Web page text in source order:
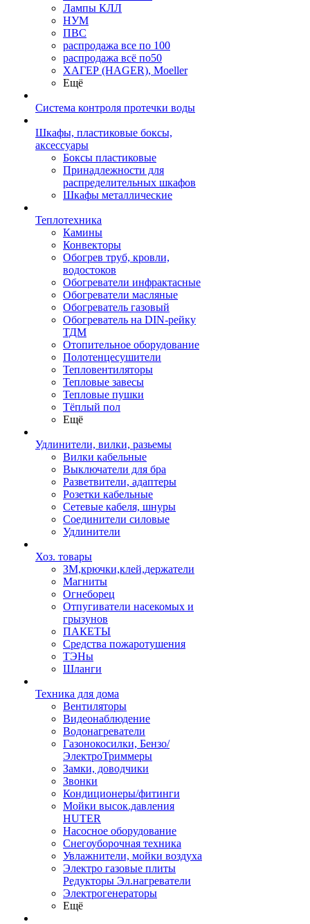
Лампы КЛЛ
НУМ
ПВС
распродажа все по 100
распродажа всё по50
ХАГЕР (HAGER), Moeller
Ещё
Система контроля протечки воды
Шкафы, пластиковые боксы,
аксессуары
Боксы пластиковые
Принадлежности для
распределительных шкафов
Шкафы металлические
Теплотехника
Камины
Конвекторы
Обогрев труб, кровли,
водостоков
Обогреватели инфрактасные
Обогреватели масляные
Обогреватель газовый
Обогреватель на DIN-рейку
ТДМ
Отопительное оборудование
Полотенцесушители
Тепловентиляторы
Тепловые завесы
Тепловые пушки
Тёплый пол
Ещё
Удлинители, вилки, разьемы
Вилки кабельные
Выключатели для бра
Разветвители, адаптеры
Розетки кабельные
Сетевые кабеля, шнуры
Соединители силовые
Удлинители
Хоз. товары
ЗМ,крючки,клей,держатели
Магниты
Огнеборец
Отпугиватели насекомых и
грызунов
ПАКЕТЫ
Средства пожаротушения
ТЭНы
Шланги
Техника для дома
Вентиляторы
Видеонаблюдение
Водонагреватели
Газонокосилки, Бензо/
ЭлектроТриммеры
Замки, доводчики
Звонки
Кондиционеры/фитинги
Мойки высок.давления
HUTER
Насосное оборудование
Снегоуборочная техника
Увлажнители, мойки воздуха
Электро газовые плиты
Редукторы Эл.нагреватели
Электрогенераторы
Ещё